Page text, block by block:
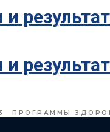
ПРОГРАММЫ